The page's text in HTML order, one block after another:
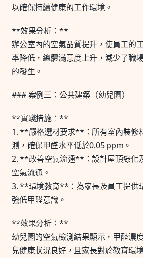
以確保持續健康的工作環境。
**效果分析：**
辦公室內的空氣品質提升，使員工的
率降低，總體滿意度上升，減少了職
的發生。
### 案例三：公共建築（幼兒園）
**實踐措施：**
1. **嚴格選材要求**：所有室內裝修
測，確保甲醛水平低於0.05 ppm。
2. **改善空氣流通**：設計屋頂綠化
空氣流通。
3. **環境教育**：為家長及員工提供
強低甲醛意識。
**效果分析：**
幼兒園的空氣檢測結果顯示，甲醛濃
兒健康狀況良好，且家長對於教育環